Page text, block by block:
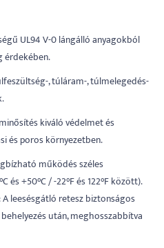
UL94 V-0 lángálló anyagokból
érdekében.
, túláram-, túlmelegedés-
kiváló védelmet és
és poros környezetben.
működés széles
+50°C / -22°F és 122°F között).
leesésgátló retesz biztonságos
után, meghosszabbítva